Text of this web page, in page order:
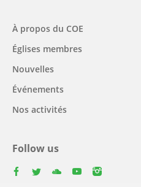
Main
navigation
À propos du COE
Églises membres
Nouvelles
Événements
Nos activités
Follow us